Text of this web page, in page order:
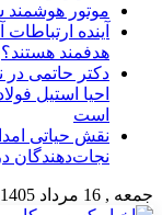
موتور هوشمند
آینده
هدفمند هستند؟
دکتر حاتمی
احیا استیل
است
نقش حیاتی
نجات‌دهندگان
جمعه , 16 مرداد 1405